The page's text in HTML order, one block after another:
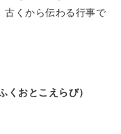
古くから伝わる行事で
くおとこえらび）